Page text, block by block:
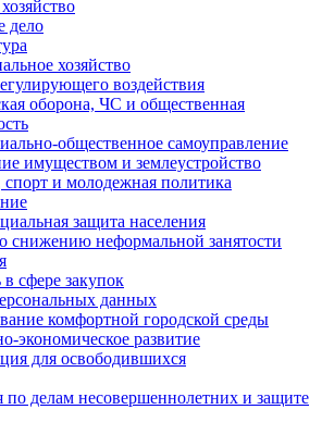
дело
хозяйство
воздействия
оборона, ЧС и общественная
общественное самоуправление
имуществом и землеустройство
спорт и молодежная политика
защита населения
снижению неформальной занятости
сфере закупок
данных
комфортной городской среды
экономическое развитие
для освободившихся
по делам несовершеннолетних и защите